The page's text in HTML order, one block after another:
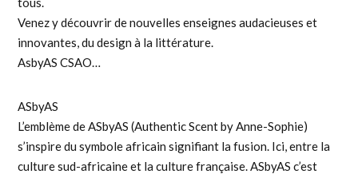
Venez y découvrir de nouvelles enseignes audacieuses et
innovantes, du design à la littérature.
AsbyAS CSAO…
ASbyAS
L’emblème de ASbyAS (Authentic Scent by Anne-Sophie)
s’inspire du symbole africain signifiant la fusion. Ici, entre la
culture sud-africaine et la culture française. ASbyAS c’est